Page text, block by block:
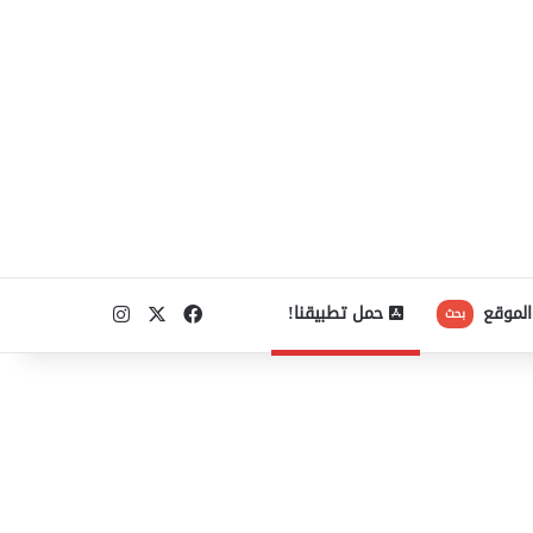
بحث حمل تطبيقنا! فيسبوكانستقرام